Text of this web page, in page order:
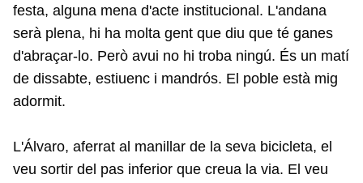
festa, alguna mena d'acte institucional. L'andana
serà plena, hi ha molta gent que diu que té ganes
d'abraçar-lo. Però avui no hi troba ningú. És un matí
de dissabte, estiuenc i mandrós. El poble està mig
adormit.
L'Álvaro, aferrat al manillar de la seva bicicleta, el
veu sortir del pas inferior que creua la via. El veu